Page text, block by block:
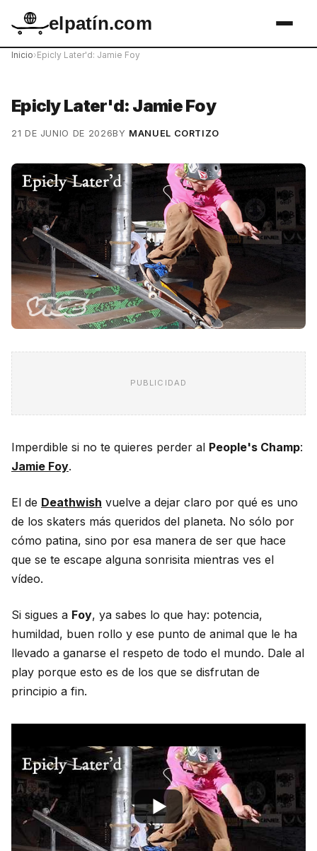
elpatín.com
Inicio›Epicly Later'd: Jamie Foy
Epicly Later'd: Jamie Foy
21 DE JUNIO DE 2026BY MANUEL CORTIZO
PUBLICIDAD
Imperdible si no te quieres perder al People's Champ:
Jamie Foy.
El de Deathwish vuelve a dejar claro por qué es uno
de los skaters más queridos del planeta. No sólo por
cómo patina, sino por esa manera de ser que hace
que se te escape alguna sonrisita mientras ves el
vídeo.
Si sigues a Foy, ya sabes lo que hay: potencia,
humildad, buen rollo y ese punto de animal que le ha
llevado a ganarse el respeto de todo el mundo. Dale al
play porque esto es de los que se disfrutan de
principio a fin.